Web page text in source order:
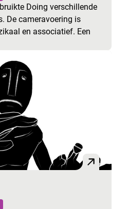
Doing verschillende
De cameravoering is
en associatief. Een